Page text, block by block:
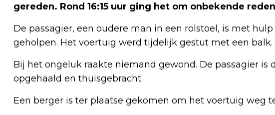
gereden. Rond 16:15 uur ging het om onbekende
De passagier, een oudere man in een rolstoel, is met
geholpen. Het voertuig werd tijdelijk gestut met een balk.
Bij het ongeluk raakte niemand gewond. De passagier is
opgehaald en thuisgebracht.
Een berger is ter plaatse gekomen om het voertuig weg